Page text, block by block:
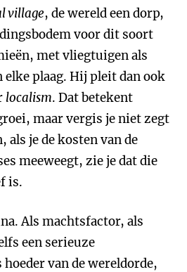
village, de wereld een dorp,
voor dit soort
met vliegtuigen als
elke plaag. Hij pleit dan ook
localism. Dat betekent
maar vergis je niet zegt
als je de kosten van de
meeweegt, zie je dat die
is.
Als machtsfactor, als
een serieuze
van de wereldorde,